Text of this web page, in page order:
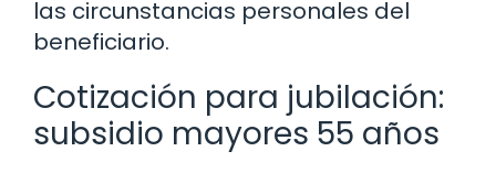
las circunstancias personales del
beneficiario.
Cotización para jubilación:
subsidio mayores 55 años